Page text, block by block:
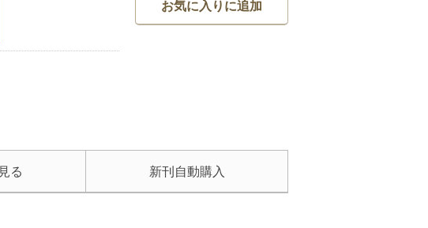
お気に入りに追加
る 新刊自動購入